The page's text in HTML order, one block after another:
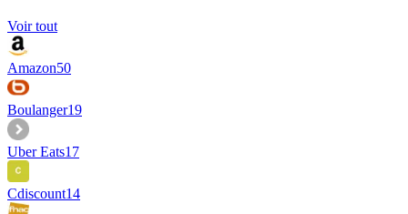
Voir tout
Amazon50
Boulanger19
Uber Eats17
Cdiscount14